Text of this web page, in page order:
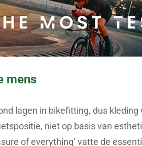
mens
lagen in bikefitting, dus
niet op basis van
of everything’ vatte de